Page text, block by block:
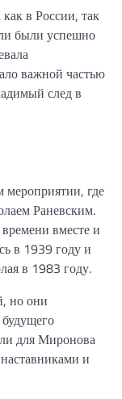
в России, так
были успешно
важной частью
след в
где
Раневским.
вместе и
в 1939 году и
в 1983 году.
но они
для Миронова
и